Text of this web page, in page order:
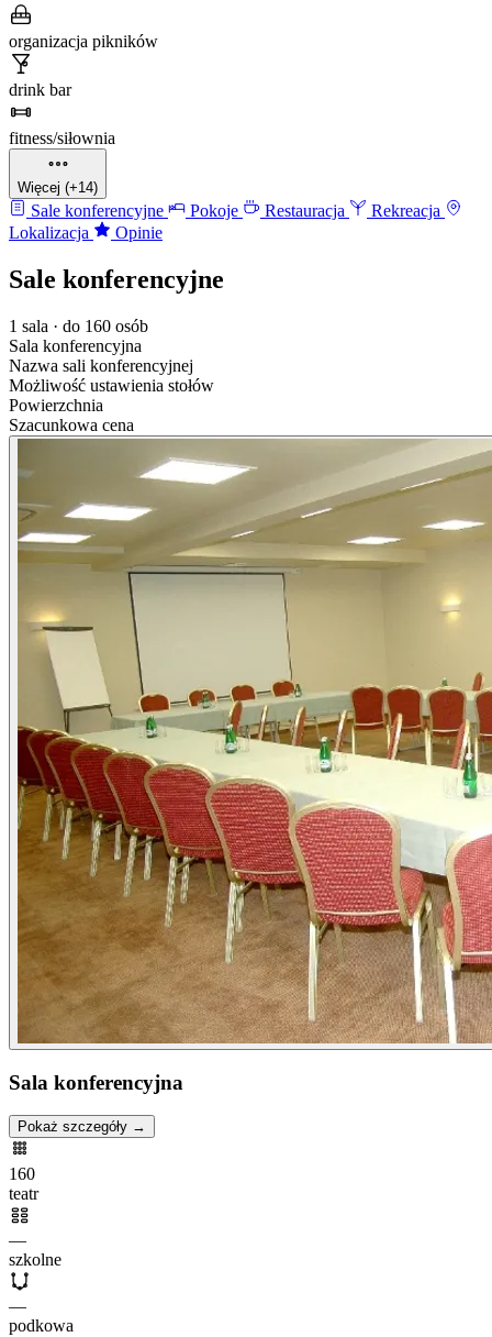
organizacja pikników
drink bar
fitness/siłownia
Więcej (+14)
Sale konferencyjne Pokoje Restauracja
Rekreacja
Lokalizacja
Opinie
Sale konferencyjne
1 sala · do 160 osób
Sala konferencyjna
Nazwa sali konferencyjnej
Możliwość ustawienia stołów
Powierzchnia
Szacunkowa cena
Sala konferencyjna
Pokaż szczegóły →
160
teatr
—
szkolne
—
podkowa